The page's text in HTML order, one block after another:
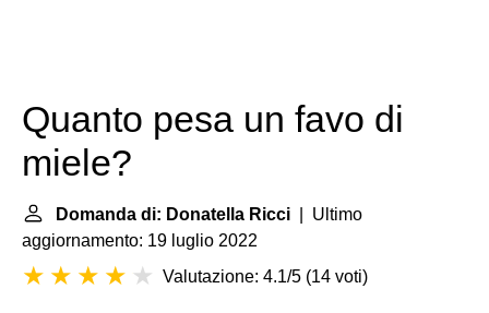
Quanto pesa un favo di
miele?
Domanda di: Donatella Ricci | Ultimo
aggiornamento: 19 luglio 2022
Valutazione: 4.1/5 (14 voti)